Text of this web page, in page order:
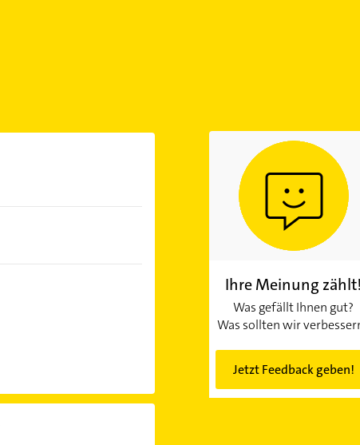
Ihre Meinung zählt!
Was gefällt Ihnen gut?
Was sollten wir
Jetzt Feedback geben!